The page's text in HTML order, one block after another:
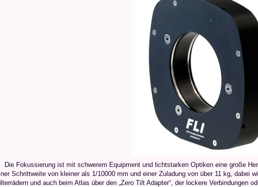
Die Fokussierung ist mit schwerem Equipment und lichtstarken Optiken eine große
Schrittweite von kleiner als 1/10000 mm und einer Zuladung von über 11 kg, dabei
und auch beim Atlas über den „Zero Tilt Adapter“, der lockere Verbindungen